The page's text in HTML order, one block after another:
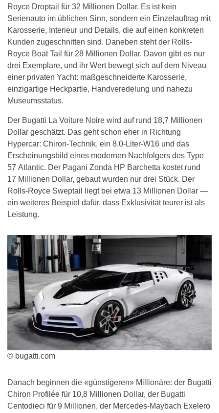
Royce Droptail für 32 Millionen Dollar. Es ist kein
Serienauto im üblichen Sinn, sondern ein Einzelauftrag mit
Karosserie, Interieur und Details, die auf einen konkreten
Kunden zugeschnitten sind. Daneben steht der Rolls-
Royce Boat Tail für 28 Millionen Dollar. Davon gibt es nur
drei Exemplare, und ihr Wert bewegt sich auf dem Niveau
einer privaten Yacht: maßgeschneiderte Karosserie,
einzigartige Heckpartie, Handveredelung und nahezu
Museumsstatus.
Der Bugatti La Voiture Noire wird auf rund 18,7 Millionen
Dollar geschätzt. Das geht schon eher in Richtung
Hypercar: Chiron-Technik, ein 8,0-Liter-W16 und das
Erscheinungsbild eines modernen Nachfolgers des Type
57 Atlantic. Der Pagani Zonda HP Barchetta kostet rund
17 Millionen Dollar, gebaut wurden nur drei Stück. Der
Rolls-Royce Sweptail liegt bei etwa 13 Millionen Dollar —
ein weiteres Beispiel dafür, dass Exklusivität teurer ist als
Leistung.
© bugatti.com
Danach beginnen die «günstigeren» Millionäre: der Bugatti
Chiron Profilée für 10,8 Millionen Dollar, der Bugatti
Centodieci für 9 Millionen, der Mercedes-Maybach Exelero